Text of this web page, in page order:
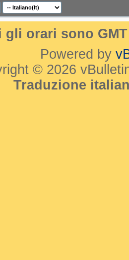
gli orari sono
Powered by
© 2026
Traduzione